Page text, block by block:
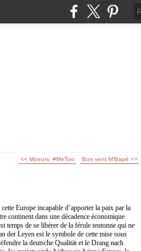
<< Moeurs, #MeToo Bon vent M'Bapé >>
Europe incapable d’apporter la paix par la
continent dans une décadence économique
temps de se libérer de la férule teutonne qui ne
der Leyen est le symbole de cette mise sous
la deutsche Qualität et le Drang nach